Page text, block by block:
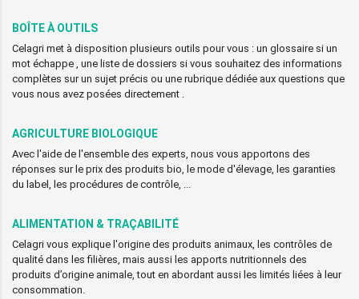
BOÎTE À OUTILS
Celagri met à disposition plusieurs outils pour vous : un glossaire si un
mot échappe , une liste de dossiers si vous souhaitez des informations
complètes sur un sujet précis ou une rubrique dédiée aux questions que
vous nous avez posées directement .
AGRICULTURE BIOLOGIQUE
Avec l'aide de l'ensemble des experts, nous vous apportons des
réponses sur le prix des produits bio, le mode d'élevage, les garanties
du label, les procédures de contrôle, ...
ALIMENTATION & TRAÇABILITÉ
Celagri vous explique l'origine des produits animaux, les contrôles de
qualité dans les filières, mais aussi les apports nutritionnels des
produits d’origine animale, tout en abordant aussi les limités liées à leur
consommation.